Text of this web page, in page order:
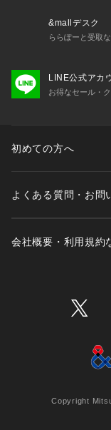
&mallデスク
ららぽーと受取
LINE公式アカ
お得なセール・
初めての方へ
よくある質問・お問
会社概要・利用規約
Copyright